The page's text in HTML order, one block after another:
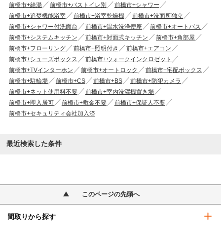
前橋市+給湯 前橋市+バストイレ別
前橋市+シャワー
前橋市+追焚機能浴室
前橋市+浴室乾燥機
前橋市+洗面所独立
前橋市+シャワー付洗面台
前橋市+温水洗浄便座
前橋市+オートバス
前橋市+システムキッチン
前橋市+対面式キッチン
前橋市+角部屋
前橋市+フローリング
前橋市+照明付き
前橋市+エアコン
前橋市+シューズボックス
前橋市+ウォークインクロゼット
前橋市+TVインターホン
前橋市+オートロック
前橋市+宅配ボックス
前橋市+駐輪場
前橋市+CS 前橋市+BS
前橋市+防犯カメラ
前橋市+ネット使用料不要
前橋市+室内洗濯機置き場
前橋市+即入居可
前橋市+敷金不要
前橋市+保証人不要
前橋市+セキュリティ会社加入済
最近検索した条件
このページの先頭へ
間取りから探す